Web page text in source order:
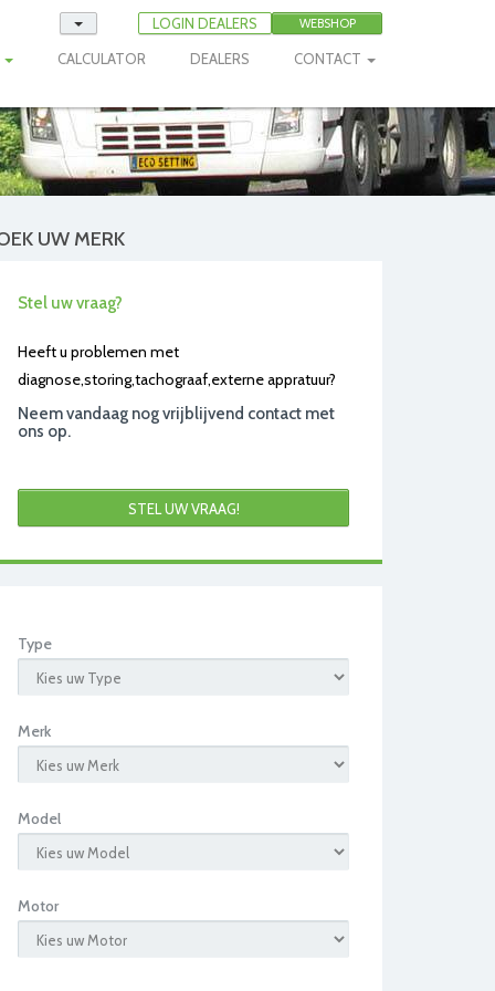
LOGIN DEALERS WEBSHOP
CALCULATOR DEALERS CONTACT
UW MERK
Stel uw vraag?
Heeft u problemen met
diagnose,storing,tachograaf,externe appratuur?
Neem vandaag nog vrijblijvend contact met
ons op.
STEL UW VRAAG!
Type
Merk
Model
Motor